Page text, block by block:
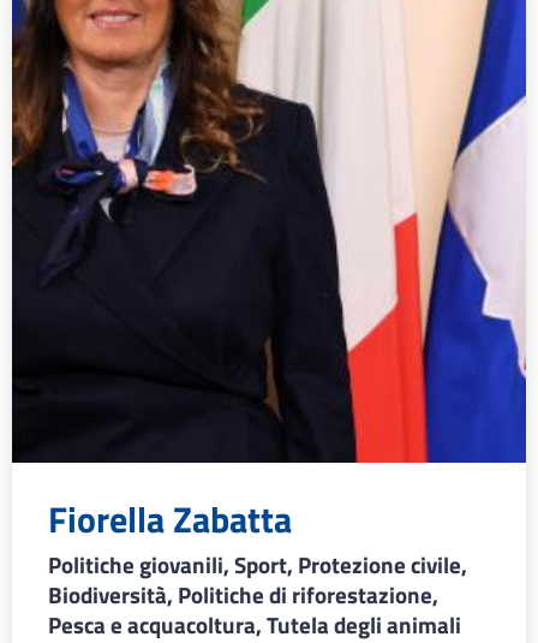
Fiorella Zabatta
Politiche giovanili, Sport, Protezione civile,
Biodiversità, Politiche di riforestazione,
Pesca e acquacoltura, Tutela degli animali